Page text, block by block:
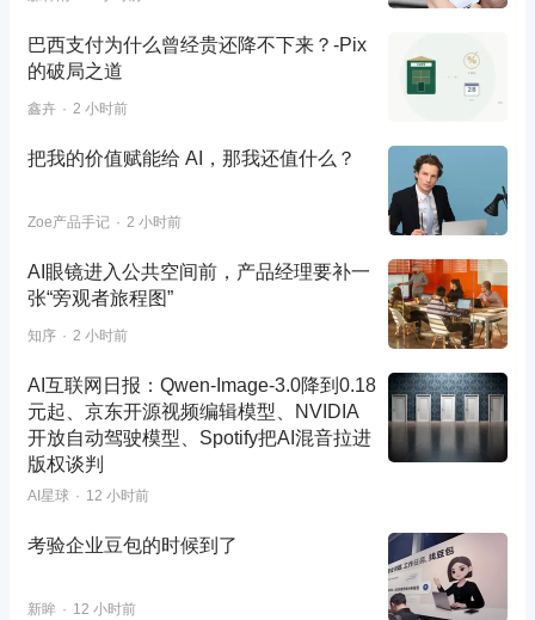
巴西支付为什么曾经贵还降不下来？-Pix
的破局之道
鑫卉 2 小时前
把我的价值赋能给 AI，那我还值什么？
Zoe产品手记 2 小时前
AI眼镜进入公共空间前，产品经理要补一
张“旁观者旅程图”
知序 2 小时前
AI互联网日报：Qwen-Image-3.0降到0.18
元起、京东开源视频编辑模型、NVIDIA
开放自动驾驶模型、Spotify把AI混音拉进
版权谈判
AI星球 12 小时前
考验企业豆包的时候到了
新眸 12 小时前